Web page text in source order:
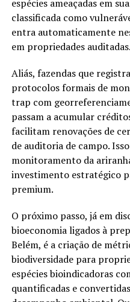
espécies ameaçadas em
classificada como
entra automaticamente
em propriedades auditadas.
Aliás, fazendas que
protocolos formais de
trap com
passam a acumular
facilitam renovações de
de auditoria de campo.
monitoramento da
investimento estratégico
premium.
O próximo passo, já em
bioeconomia ligados à
Belém, é a criação de
biodiversidade para
espécies bioindicadoras
quantificadas e